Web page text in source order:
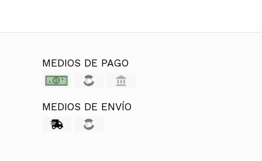
MEDIOS DE PAGO
MEDIOS DE ENVÍO